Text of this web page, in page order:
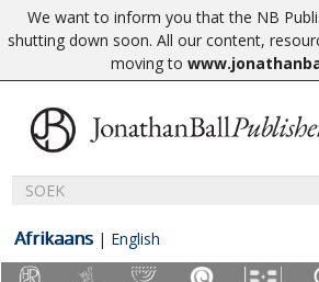
We want to inform you that the NB
shutting down soon. All our content,
moving to
Afrikaans | English